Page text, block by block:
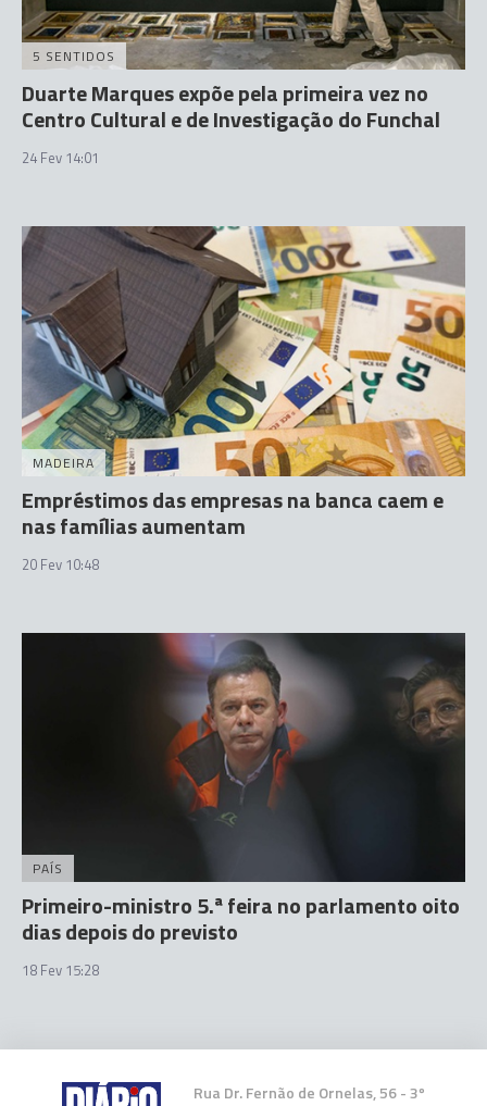
5 SENTIDOS
Duarte Marques expõe pela primeira vez no
Centro Cultural e de Investigação do Funchal
24 Fev 14:01
MADEIRA
Empréstimos das empresas na banca caem e
nas famílias aumentam
20 Fev 10:48
PAÍS
Primeiro-ministro 5.ª feira no parlamento oito
dias depois do previsto
18 Fev 15:28
Rua Dr. Fernão de Ornelas, 56 - 3º